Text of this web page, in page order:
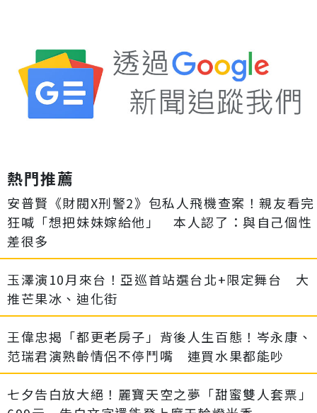
熱門推薦
安普賢《財閥X刑警2》包私人飛機查案！親友看完
狂喊「想把妹妹嫁給他」 本人認了：與自己個性
差很多
玉澤演10月來台！亞巡首站選台北+限定舞台 大
推芒果冰、迪化街
王偉忠揭「都更老房子」背後人生百態！岑永康、
范瑞君演熟齡情侶不停鬥嘴 連買水果都能吵
七夕告白放大絕！麗寶天空之夢「甜蜜雙人套票」